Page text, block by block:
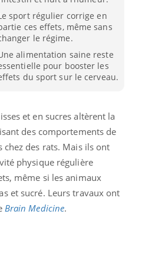
sport régulier corrige en
ces effets, même sans
le régime.
alimentation saine reste
pour booster les
du sport sur le cerveau.
et en sucres altèrent la
des comportements de
des rats. Mais ils ont
physique régulière
même si les animaux
et sucré. Leurs travaux ont
Brain Medicine.